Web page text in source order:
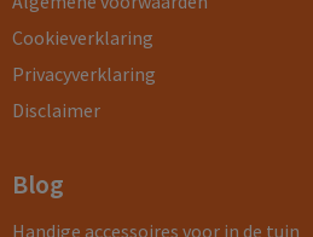
Cookieverklaring
Privacyverklaring
Disclaimer
Blog
Handige accessoires voor in de tuin